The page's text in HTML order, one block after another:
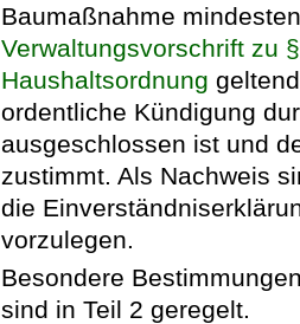
Baumaßnahme
Verwaltungsvorschrift zu
Haushaltsordnung
ordentliche Kündigung
ausgeschlossen ist und
zustimmt. Als Nachweis
die
vorzulegen.
Besondere
sind in Teil 2 geregelt.